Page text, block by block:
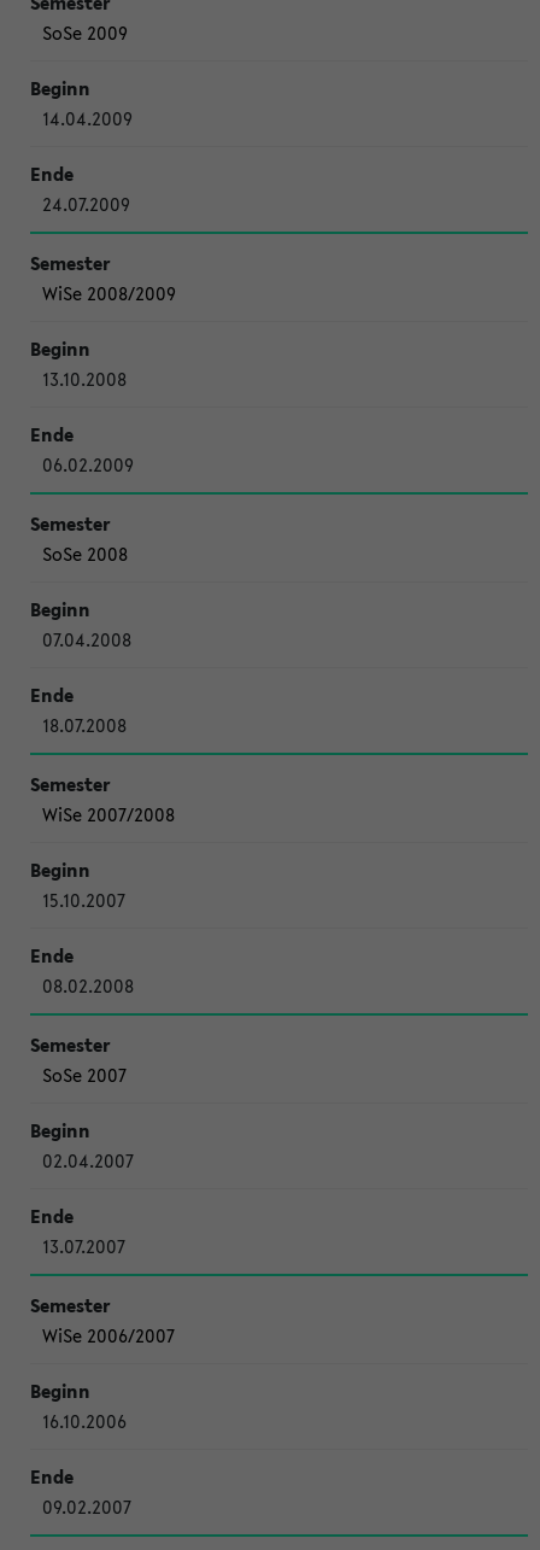
SoSe 2009
14.04.2009
24.07.2009
WiSe 2008/2009
13.10.2008
06.02.2009
SoSe 2008
07.04.2008
18.07.2008
WiSe 2007/2008
15.10.2007
08.02.2008
SoSe 2007
02.04.2007
13.07.2007
WiSe 2006/2007
16.10.2006
09.02.2007